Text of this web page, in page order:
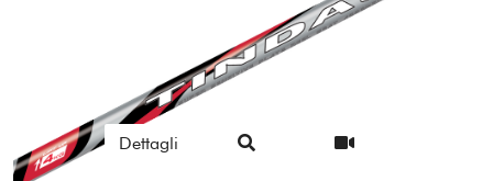
Dettagli